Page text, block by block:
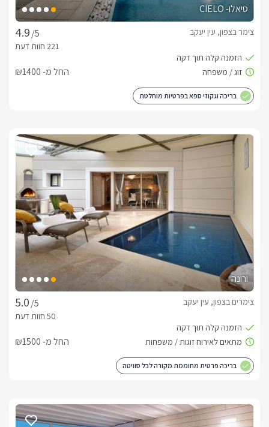
סיאלו- CIELO
/5
צימר בצפון, עין יעקב
החל מ- ₪1400
בריכה וגקוזי ספא בפרטיות מוחלטת
ורונה
/5
צימרים בצפון, עין יעקב
החל מ- ₪1500
בריכה פרטית מחוממת מקורה לכל סוויטה